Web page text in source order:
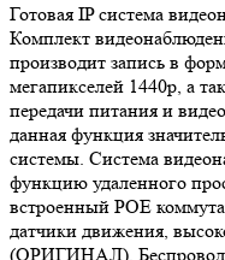
Готовая IP система
Комплект
производит запись в
мегапикселей 1440p, а
передачи питания и
данная функция
системы. Система
функцию удаленного
встроенный POE
датчики движения,
(ОРИГИНАЛ).